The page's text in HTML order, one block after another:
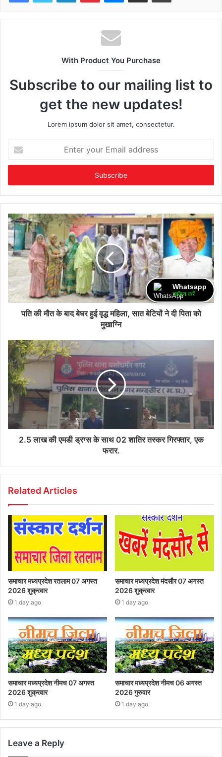
With Product You Purchase
Subscribe to our mailing list to
get the new updates!
Lorem ipsum dolor sit amet, consectetur.
your
Email
पति की मौत के बाद बेघर हुई वृद्ध महिला, सात बेटियों ने दी पिता को
मुखाग्नि
2.5 लाख की एमडी ड्रग्स के साथ 02 शातिर तस्कर गिरफ्तार, एक
फरार.
Related Articles
समाचार मध्यप्रदेश रतलाम 07 अगस्त
2026 शुक्रवार
1 day ago
समाचार मध्यप्रदेश मंदसौर 07 अगस्त
2026 शुक्रवार
1 day ago
समाचार मध्यप्रदेश नीमच 07 अगस्त
2026 शुक्रवार
1 day ago
समाचार मध्यप्रदेश नीमच 06 अगस्त
2026 गुरुवार
1 day ago
Leave a Reply
Whatsapp
ज्वॉइन करें